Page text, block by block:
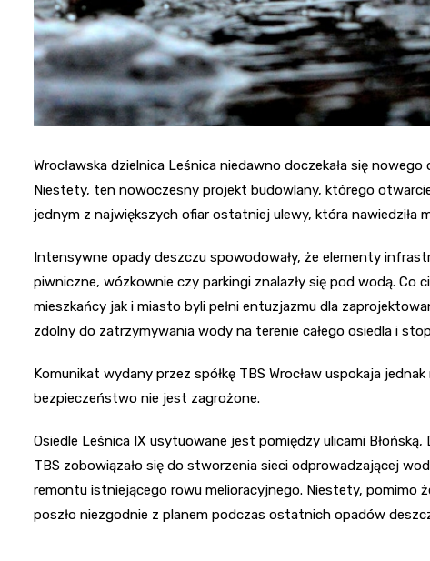
Wrocławska dzielnica Leśnica niedawno doczekała się
Niestety, ten nowoczesny projekt budowlany, którego
jednym z największych ofiar ostatniej ulewy, która nawiedziła
Intensywne opady deszczu spowodowały, że elementy
piwniczne, wózkownie czy parkingi znalazły się pod wodą. Co
mieszkańcy jak i miasto byli pełni entuzjazmu dla
zdolny do zatrzymywania wody na terenie całego osiedla i
Komunikat wydany przez spółkę TBS Wrocław uspokaja
bezpieczeństwo nie jest zagrożone.
Osiedle Leśnica IX usytuowane jest pomiędzy ulicami
TBS zobowiązało się do stworzenia sieci odprowadzającej
remontu istniejącego rowu melioracyjnego. Niestety, pomimo
poszło niezgodnie z planem podczas ostatnich opadów